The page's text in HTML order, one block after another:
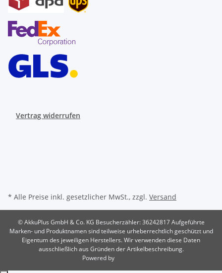
Vertrag widerrufen
* Alle Preise inkl. gesetzlicher MwSt., zzgl. Versand
© AkkuPlus GmbH & Co. KG Besucherzähler: 36242817Aufgeführte
Marken- und Produktnamen sind teilweise urheberrechtlich geschützt und
Eigentum des jeweiligen Herstellers. Wir verwenden diese Daten
ausschließlich aus Gründen der Artikelbeschreibung.
Powered by